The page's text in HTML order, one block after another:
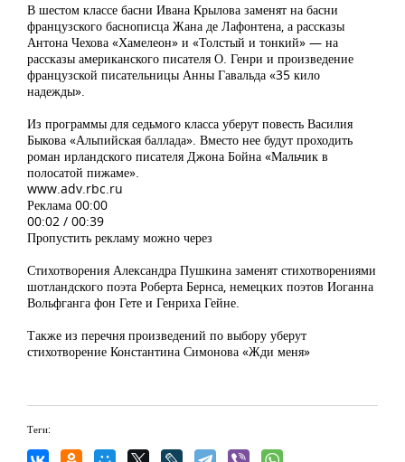
В шестом классе басни Ивана Крылова заменят на басни
французского баснописца Жана де Лафонтена, а рассказы
Антона Чехова «Хамелеон» и «Толстый и тонкий» — на
рассказы американского писателя О. Генри и произведение
французской писательницы Анны Гавальда «35 кило
надежды».
Из программы для седьмого класса уберут повесть Василия
Быкова «Альпийская баллада». Вместо нее будут проходить
роман ирландского писателя Джона Бойна «Мальчик в
полосатой пижаме».
www.adv.rbc.ru
Реклама 00:00
00:02 / 00:39
Пропустить рекламу можно через
Стихотворения Александра Пушкина заменят стихотворениями
шотландского поэта Роберта Бернса, немецких поэтов Иоганна
Вольфганга фон Гете и Генриха Гейне.
Также из перечня произведений по выбору уберут
стихотворение Константина Симонова «Жди меня»
Теги: